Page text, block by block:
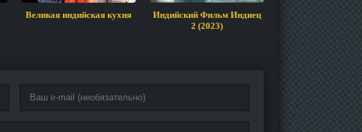
Великая индийская кухня
Индийский Фильм Индиец
2 (2023)
Никто не